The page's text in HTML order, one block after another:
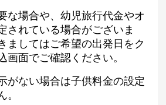
な場合や、幼児旅行代金やオ
されている場合がございま
ましてはご希望の出発日をク
画面でご確認ください。
がない場合は子供料金の設定
。